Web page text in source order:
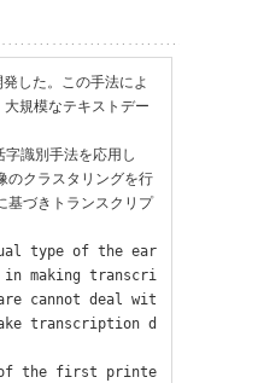
した。この手法によ
規模なテキストデー
識別手法を応用し
クラスタリングを行
づきトランスクリプ
type of the ear
in making transcri
cannot deal wit
transcription d
of the first printe